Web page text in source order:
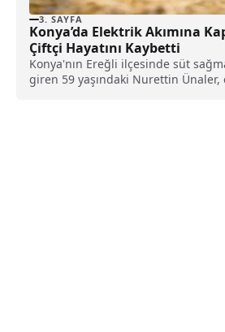
3. SAYFA
Konya’da Elektrik Akımına
Çiftçi Hayatını Kaybetti
Konya'nın Ereğli ilçesinde süt
giren 59 yaşındaki Nurettin Ünaler,